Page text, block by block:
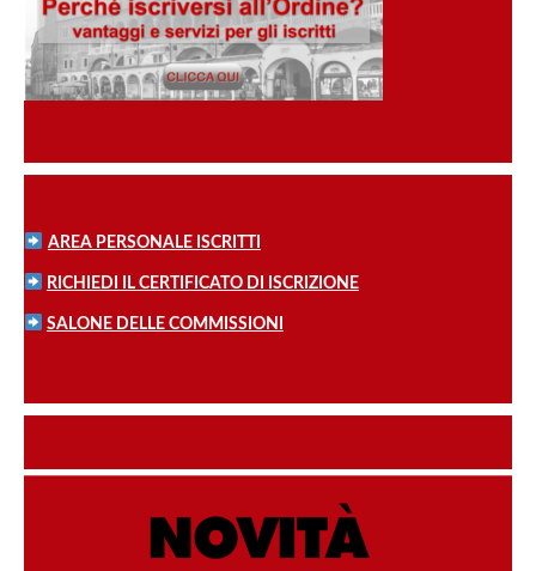
AREA PERSONALE ISCRITTI
RICHIEDI IL CERTIFICATO DI ISCRIZIONE
SALONE DELLE COMMISSIONI